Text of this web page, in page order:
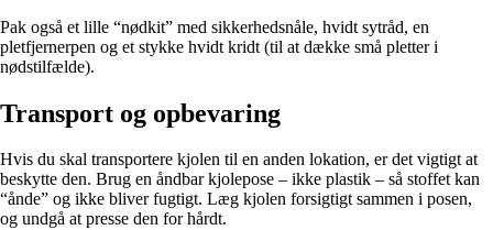
Pak også et lille “nødkit” med sikkerhedsnåle, hvidt sytråd, en
pletfjernerpen og et stykke hvidt kridt (til at dække små pletter i
nødstilfælde).
Transport og opbevaring
Hvis du skal transportere kjolen til en anden lokation, er det vigtigt at
beskytte den. Brug en åndbar kjolepose – ikke plastik – så stoffet kan
“ånde” og ikke bliver fugtigt. Læg kjolen forsigtigt sammen i posen,
og undgå at presse den for hårdt.